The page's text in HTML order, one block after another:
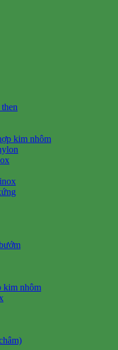
kim nhôm
kim nhôm